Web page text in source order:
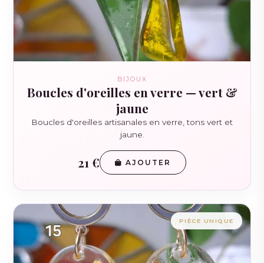
BIJOUX
Boucles d'oreilles en verre — vert &
jaune
Boucles d'oreilles artisanales en verre, tons vert et
jaune.
21 € AJOUTER
PIÈCE UNIQUE